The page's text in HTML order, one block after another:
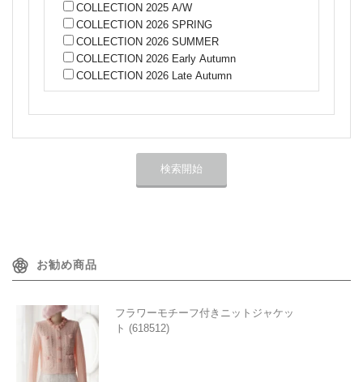
COLLECTION 2025 A/W
COLLECTION 2026 SPRING
COLLECTION 2026 SUMMER
COLLECTION 2026 Early Autumn
COLLECTION 2026 Late Autumn
お勧め商品
フラワーモチーフ付きニットジャケッ
ト (618512)